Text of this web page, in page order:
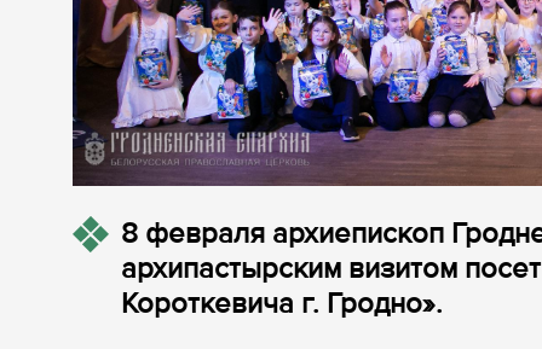
8 февраля архиепископ
архипастырским визитом
Короткевича г. Гродно».